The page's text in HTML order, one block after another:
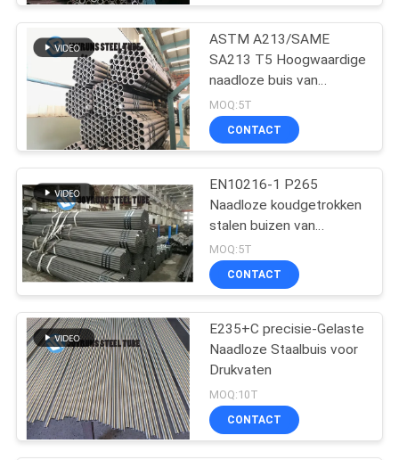
CONTACTEER
ONS
VERZOEK
EEN
CITAAT
SITEMAP
PRIVACYBELEID
De Buis van
staalbundy
22
naadloze koperbuis
16
ASTM A213/SAME
SA213 T5 Hoogwaardige
naadloze buis van
legeringsstaal
MOQ:5T
CONTACT
EN10216-1 P265
Naadloze koudgetrokken
stalen buizen van
legering 16 mm tot 140
mm
MOQ:5T
CONTACT
E235+C precisie-Gelaste
Naadloze Staalbuis voor
Drukvaten
MOQ:10T
CONTACT